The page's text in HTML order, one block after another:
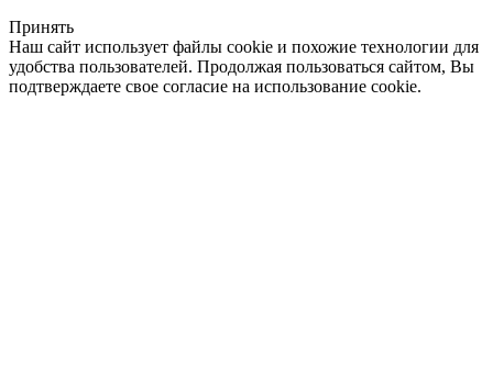
Принять
Наш сайт использует файлы cookie и похожие технологии для
удобства пользователей. Продолжая пользоваться сайтом, Вы
подтверждаете свое согласие на использование cookie.